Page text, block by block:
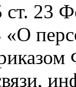
23